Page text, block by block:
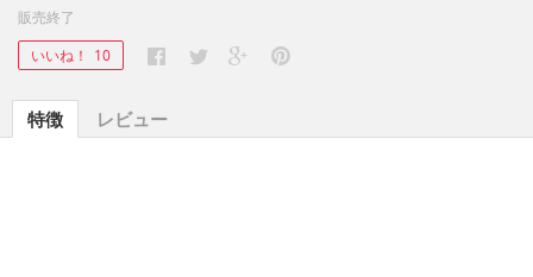
販売終了
いいね！
10
特徴 レビュー